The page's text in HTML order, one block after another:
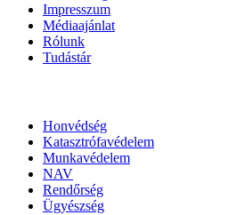
Impresszum
Médiaajánlat
Rólunk
Tudástár
Honvédség
Katasztrófavédelem
Munkavédelem
NAV
Rendőrség
Ügyészség